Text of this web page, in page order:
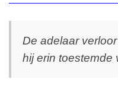
De adelaar
hij erin toestemde